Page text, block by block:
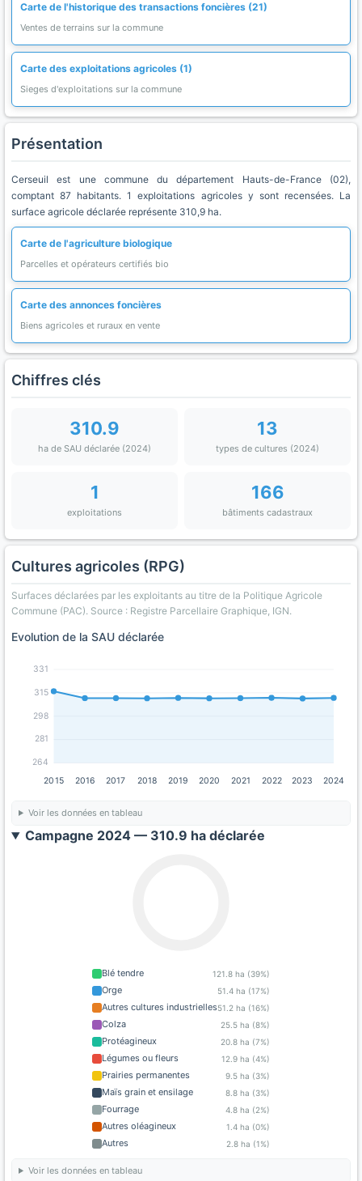
Carte de l'historique des transactions foncières (21)
Ventes de terrains sur la commune
Carte des exploitations agricoles (1)
Sieges d'exploitations sur la commune
Présentation
Cerseuil est une commune du département Hauts-de-France (02),
comptant 87 habitants. 1 exploitations agricoles y sont recensées. La
surface agricole déclarée représente 310,9 ha.
Carte de l'agriculture biologique
Parcelles et opérateurs certifiés bio
Carte des annonces foncières
Biens agricoles et ruraux en vente
Chiffres clés
310.9
ha de SAU déclarée (2024)
13
types de cultures (2024)
1
exploitations
166
bâtiments cadastraux
Cultures agricoles (RPG)
Surfaces déclarées par les exploitants au titre de la Politique Agricole
Commune (PAC). Source : Registre Parcellaire Graphique, IGN.
Evolution de la SAU déclarée
264
281
298
315
331
2015 2016 2017 2018 2019 2020 2021 2022 2023 2024
Voir les données en tableau
Campagne 2024 — 310.9 ha déclarée
Blé tendre 121.8 ha (39%)
Orge 51.4 ha (17%)
Autres cultures industrielles51.2 ha (16%)
Colza 25.5 ha (8%)
Protéagineux 20.8 ha (7%)
Légumes ou fleurs 12.9 ha (4%)
Prairies permanentes 9.5 ha (3%)
Maïs grain et ensilage 8.8 ha (3%)
Fourrage 4.8 ha (2%)
Autres oléagineux 1.4 ha (0%)
Autres 2.8 ha (1%)
Voir les données en tableau